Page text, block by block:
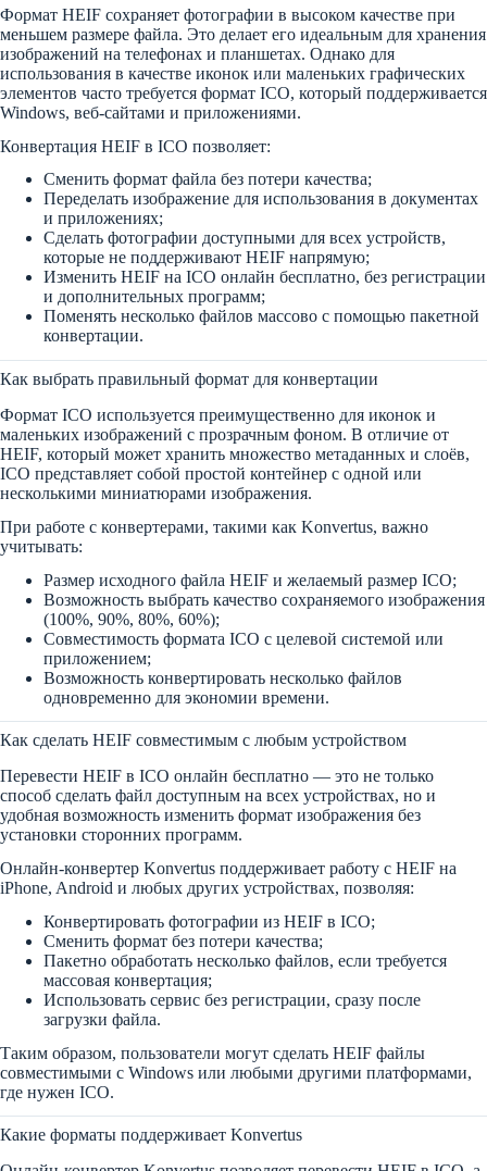
Формат HEIF сохраняет фотографии в высоком качестве при
меньшем размере файла. Это делает его идеальным для хранения
изображений на телефонах и планшетах. Однако для
использования в качестве иконок или маленьких графических
элементов часто требуется формат ICO, который поддерживается
Windows, веб-сайтами и приложениями.
Конвертация HEIF в ICO позволяет:
Сменить формат файла без потери качества;
Переделать изображение для использования в документах
и приложениях;
Сделать фотографии доступными для всех устройств,
которые не поддерживают HEIF напрямую;
Изменить HEIF на ICO онлайн бесплатно, без регистрации
и дополнительных программ;
Поменять несколько файлов массово с помощью пакетной
конвертации.
Как выбрать правильный формат для конвертации
Формат ICO используется преимущественно для иконок и
маленьких изображений с прозрачным фоном. В отличие от
HEIF, который может хранить множество метаданных и слоёв,
ICO представляет собой простой контейнер с одной или
несколькими миниатюрами изображения.
При работе с конвертерами, такими как Konvertus, важно
учитывать:
Размер исходного файла HEIF и желаемый размер ICO;
Возможность выбрать качество сохраняемого изображения
(100%, 90%, 80%, 60%);
Совместимость формата ICO с целевой системой или
приложением;
Возможность конвертировать несколько файлов
одновременно для экономии времени.
Как сделать HEIF совместимым с любым устройством
Перевести HEIF в ICO онлайн бесплатно — это не только
способ сделать файл доступным на всех устройствах, но и
удобная возможность изменить формат изображения без
установки сторонних программ.
Онлайн-конвертер Konvertus поддерживает работу с HEIF на
iPhone, Android и любых других устройствах, позволяя:
Конвертировать фотографии из HEIF в ICO;
Сменить формат без потери качества;
Пакетно обработать несколько файлов, если требуется
массовая конвертация;
Использовать сервис без регистрации, сразу после
загрузки файла.
Таким образом, пользователи могут сделать HEIF файлы
совместимыми с Windows или любыми другими платформами,
где нужен ICO.
Какие форматы поддерживает Konvertus